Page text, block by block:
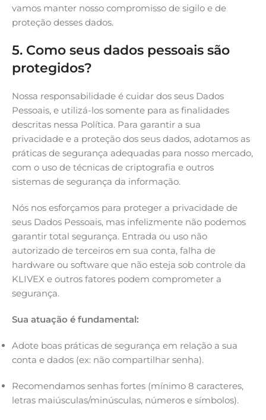
vamos manter nosso compromisso de sigilo e de
proteção desses dados.
5. Como seus dados pessoais são
protegidos?
Nossa responsabilidade é cuidar dos seus Dados
Pessoais, e utilizá-los somente para as finalidades
descritas nessa Política. Para garantir a sua
privacidade e a proteção dos seus dados, adotamos as
práticas de segurança adequadas para nosso mercado,
com o uso de técnicas de criptografia e outros
sistemas de segurança da informação.
Nós nos esforçamos para proteger a privacidade de
seus Dados Pessoais, mas infelizmente não podemos
garantir total segurança. Entrada ou uso não
autorizado de terceiros em sua conta, falha de
hardware ou software que não esteja sob controle da
KLIVEX e outros fatores podem comprometer a
segurança.
Sua atuação é fundamental:
Adote boas práticas de segurança em relação a sua
conta e dados (ex: não compartilhar senha).
Recomendamos senhas fortes (mínimo 8 caracteres,
letras maiúsculas/minúsculas, números e símbolos).